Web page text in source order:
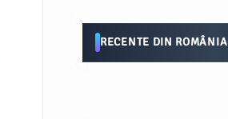
RECENTE DIN ROMÂNIA